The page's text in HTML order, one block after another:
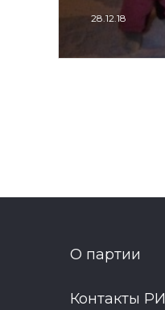
28.12.18
О партии
Контакты